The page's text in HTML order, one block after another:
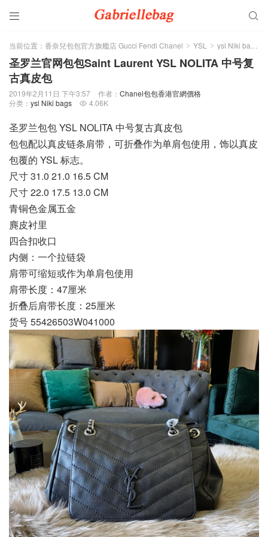
 
当前位置： 香奈兒包包官方旗艦店 Gucci Fendi Chanel > YSL > ysl Niki bags
圣罗兰官网包包Saint Laurent YSL NOLITA 中号复
古真皮包
2019年2月11日 下午3:57 作者： Chanel包包香港官網價格
分类： ysl Niki bags  4.06K
圣罗兰包包 YSL NOLITA 中号复古真皮包
包包配以真皮链条肩带，可折叠作为单肩包使用，饰以真皮
包覆的 YSL 标志。
尺寸 31.0 21.0 16.5 CM
尺寸 22.0 17.5 13.0 CM
青铜色金属五金
麂皮衬里
四合扣收口
内侧：一个拉链袋
肩带可缩短或作为单肩包使用
肩带长度：47厘米
折叠后肩带长度：25厘米
货号 55426503W041000